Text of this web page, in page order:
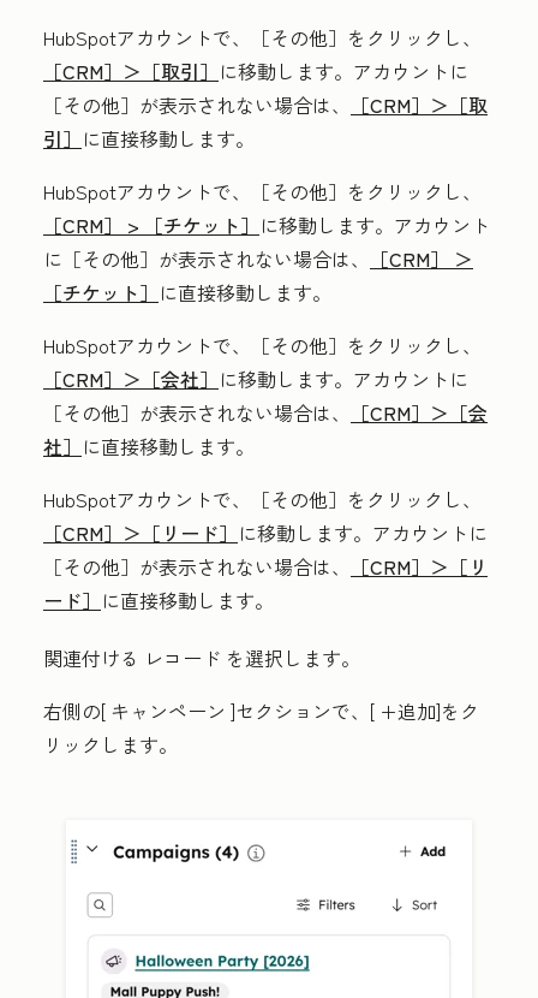
HubSpotアカウントで、
［その他］をクリックし、
［CRM］＞ ［取引］ に移動します。アカウントに
［その他］が表示されない場合は、
［CRM］＞ ［取
引］ に直接移動します。
HubSpotアカウントで、
［その他］をクリックし、
［CRM］ >
［チケット］ に移動します。アカウント
に ［その他］が表示されない場合は、
［CRM］ ＞
［チケット］ に直接移動します。
HubSpotアカウントで、
［その他］をクリックし、
［CRM］＞ ［会社］ に移動します。アカウントに
［その他］が表示されない場合は、
［CRM］＞ ［会
社］ に直接移動します。
HubSpotアカウントで、
［その他］をクリックし、
［CRM］＞ ［リード］ に移動します。アカウントに
［その他］が表示されない場合は、
［CRM］＞ ［リ
ード］ に直接移動します。
関連付ける レコード を選択します。
右側の[ キャンペーン ]セクションで、[ +追加]をク
リックします。